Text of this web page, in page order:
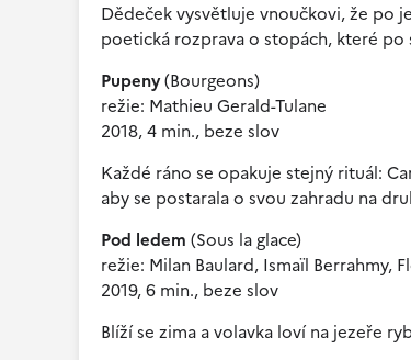
Dědeček vysvětluje vnoučkovi, že po
poetická rozprava o stopách, které
Pupeny(Bourgeons)
režie: Mathieu Gerald-Tulane
2018, 4 min., beze slov
Každé ráno se opakuje stejný rituál:
aby se postarala o svou zahradu na
Pod ledem (Sous la glace)
režie: Milan Baulard, Ismaïl Berrahmy,
2019, 6 min., beze slov
Blíží se zima a volavka loví na jezeře